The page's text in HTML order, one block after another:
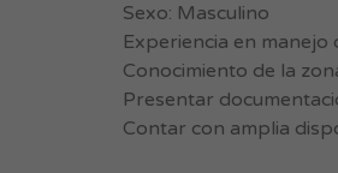
Sexo: Masculino
Experiencia en manejo
Conocimiento de la
Presentar
Contar con amplia